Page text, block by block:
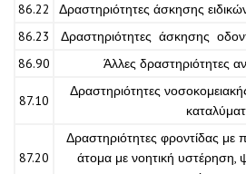
86.22
Δραστηριότητες άσκησης
86.23
Δραστηριότητες άσκησης
86.90
Άλλες δραστηριότητες
87.10
Δραστηριότητες
87.20
Δραστηριότητες φροντίδας με
άτομα με νοητική υστέρηση,